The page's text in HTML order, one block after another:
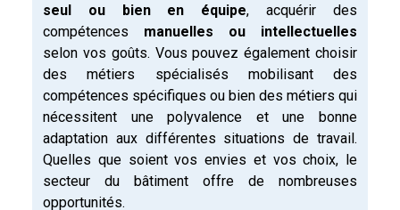
seul ou bien en équipe, acquérir des
compétences manuelles ou intellectuelles
selon vos goûts. Vous pouvez également choisir
des métiers spécialisés mobilisant des
compétences spécifiques ou bien des métiers qui
nécessitent une polyvalence et une bonne
adaptation aux différentes situations de travail.
Quelles que soient vos envies et vos choix, le
secteur du bâtiment offre de nombreuses
opportunités.